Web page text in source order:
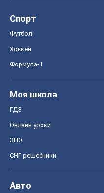
Спорт
Футбол
Хоккей
Формула-1
Моя школа
ГДЗ
Онлайн уроки
ЗНО
СНГ решебники
Авто